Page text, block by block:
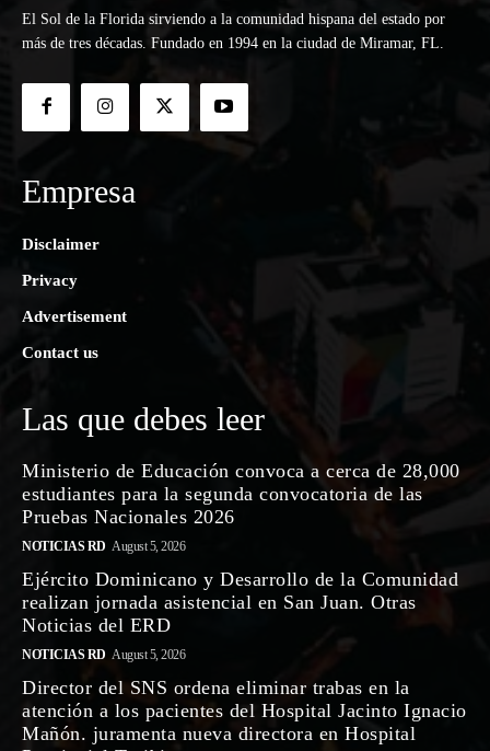
El Sol de la Florida sirviendo a la comunidad hispana del estado por
más de tres décadas. Fundado en 1994 en la ciudad de Miramar, FL.
Empresa
Disclaimer
Privacy
Advertisement
Contact us
Las que debes leer
Ministerio de Educación convoca a cerca de 28,000
estudiantes para la segunda convocatoria de las
Pruebas Nacionales 2026
NOTICIAS RD August 5, 2026
Ejército Dominicano y Desarrollo de la Comunidad
realizan jornada asistencial en San Juan. Otras
Noticias del ERD
NOTICIAS RD August 5, 2026
Director del SNS ordena eliminar trabas en la
atención a los pacientes del Hospital Jacinto Ignacio
Mañón. juramenta nueva directora en Hospital